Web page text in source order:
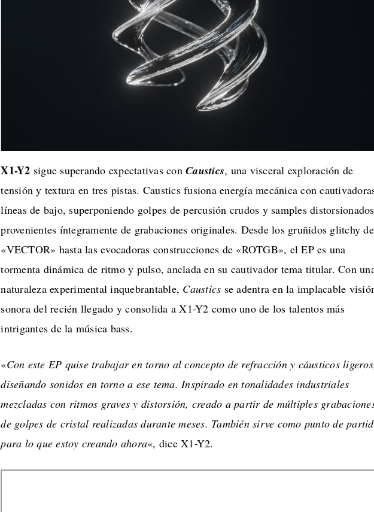
X1-Y2 sigue superando expectativas conCaustics, una visceral exploración de
tensión y textura en tres pistas. Caustics fusiona energía mecánica con
líneas de bajo, superponiendo golpes de percusión crudos y samples distorsionados
provenientes íntegramente de grabaciones originales. Desde los gruñidos glitchy de
«VECTOR» hasta las evocadoras construcciones de «ROTGB», el EP es una
tormenta dinámica de ritmo y pulso, anclada en su cautivador tema titular. Con
naturaleza experimental inquebrantable, Caustics se adentra en la implacable
sonora del recién llegado y consolida a X1-Y2 como uno de los talentos más
intrigantes de la música bass.
«Con este EP quise trabajar en torno al concepto de refracción y cáusticos
diseñando sonidos en torno a ese tema. Inspirado en tonalidades industriales
mezcladas con ritmos graves y distorsión, creado a partir de múltiples
de golpes de cristal realizadas durante meses. También sirve como punto de
para lo que estoy creando ahora«, dice X1-Y2.